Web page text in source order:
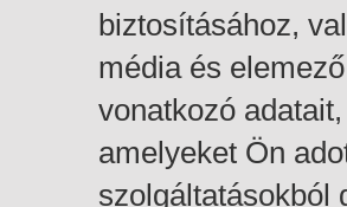
biztosításához,
média és
vonatkozó
amelyeket Ön
szolgáltatásokból